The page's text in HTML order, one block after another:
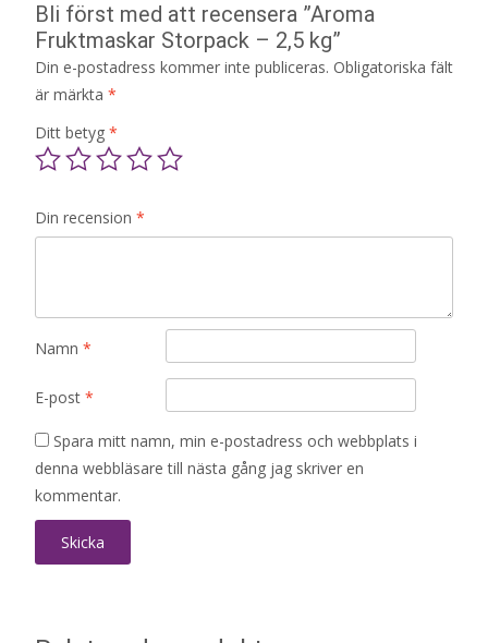
Bli först med att recensera ”Aroma
Fruktmaskar Storpack – 2,5 kg”
Din e-postadress kommer inte publiceras. Obligatoriska fält
är märkta *
Ditt betyg *
Din recension *
Namn *
E-post *
Spara mitt namn, min e-postadress och webbplats i
denna webbläsare till nästa gång jag skriver en
kommentar.